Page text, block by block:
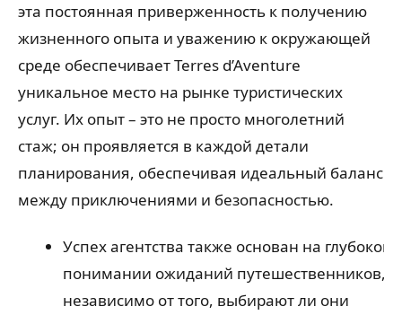
эта постоянная приверженность к получению
жизненного опыта и уважению к окружающей
среде обеспечивает Terres d’Aventure
уникальное место на рынке туристических
услуг. Их опыт – это не просто многолетний
стаж; он проявляется в каждой детали
планирования, обеспечивая идеальный баланс
между приключениями и безопасностью.
Успех агентства также основан на глубоком
понимании ожиданий путешественников,
независимо от того, выбирают ли они